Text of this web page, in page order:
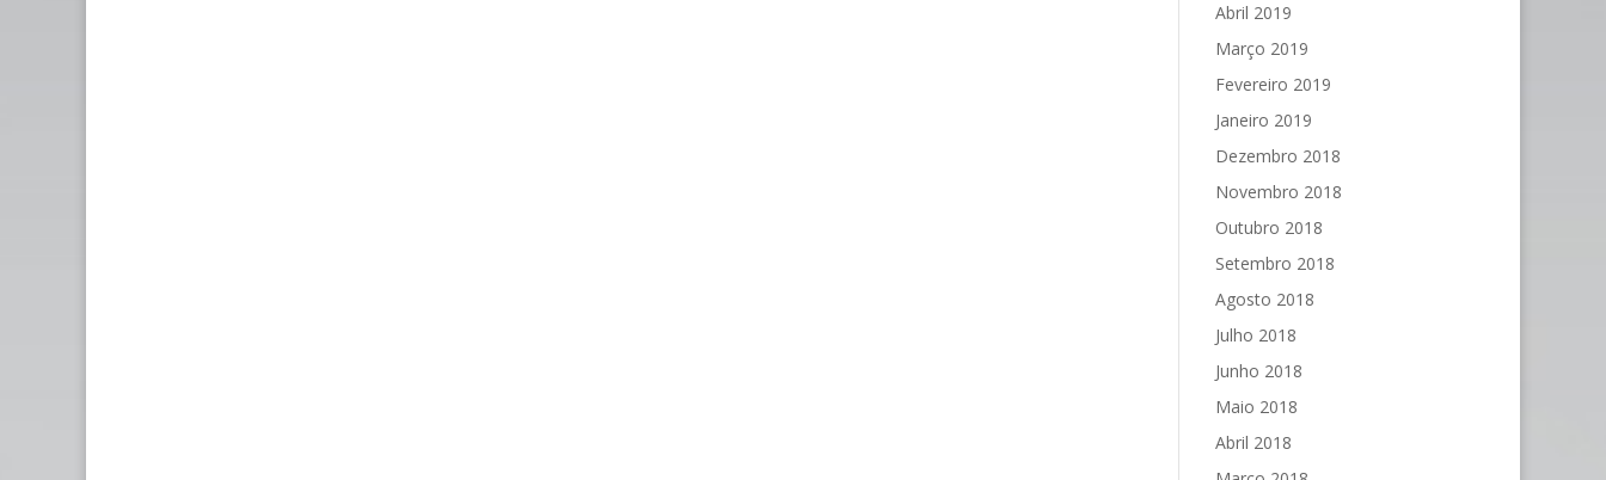
Abril 2019
Março 2019
Fevereiro 2019
Janeiro 2019
Dezembro 2018
Novembro 2018
Outubro 2018
Setembro 2018
Agosto 2018
Julho 2018
Junho 2018
Maio 2018
Abril 2018